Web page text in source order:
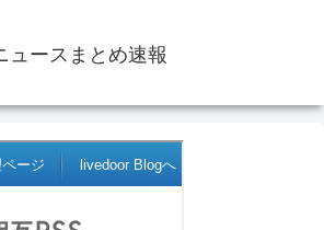
ュースまとめ速報